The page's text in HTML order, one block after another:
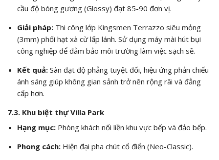
cầu độ bóng gương (Glossy) đạt 85-90 đơn vị.
Giải pháp:Thi công lớp Kingsmen Terrazzo siêu mỏng
(3mm) phối hạt xà cừ lấp lánh. Sử dụng máy mài hút bụi
công nghiệp để đảm bảo môi trường làm việc sạch sẽ.
Kết quả:Sàn đạt độ phẳng tuyệt đối, hiệu ứng phản chiếu
ánh sáng giúp không gian sảnh trở nên rộng rãi và đẳng
cấp hơn.
7.3. Khu biệt thự Villa Park
Hạng mục:Phòng khách nối liền khu vực bếp và đảo bếp.
Phong cách:Hiện đại pha chút cổ điển (Neo-Classic).